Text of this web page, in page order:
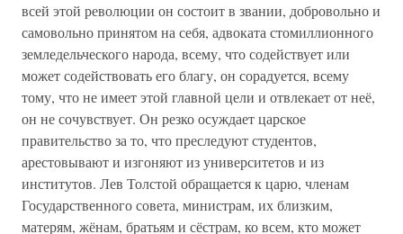
всей этой революции он состоит в звании, добровольно и
самовольно принятом на себя, адвоката стомиллионного
земледельческого народа, всему, что содействует или
может содействовать его благу, он сорадуется, всему
тому, что не имеет этой главной цели и отвлекает от неё,
он не сочувствует. Он резко осуждает царское
правительство за то, что преследуют студентов,
арестовывают и изгоняют из университетов и из
институтов. Лев Толстой обращается к царю, членам
Государственного совета, министрам, их близким,
матерям, жёнам, братьям и сёстрам, ко всем, кто может